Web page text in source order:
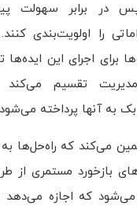
در برابر سهولت
را اولویت‌بندی
برای اجرای این ایده‌ها
تقسیم می‌کند
به آنها پرداخته
می‌کند که راه‌حل‌ها
بازخورد مستمری از
می‌شود که اجازه می‌دهد